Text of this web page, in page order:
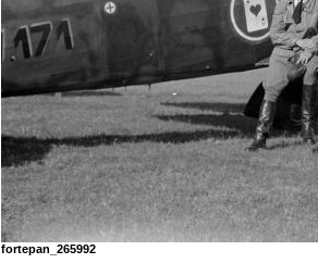
fortepan_265992